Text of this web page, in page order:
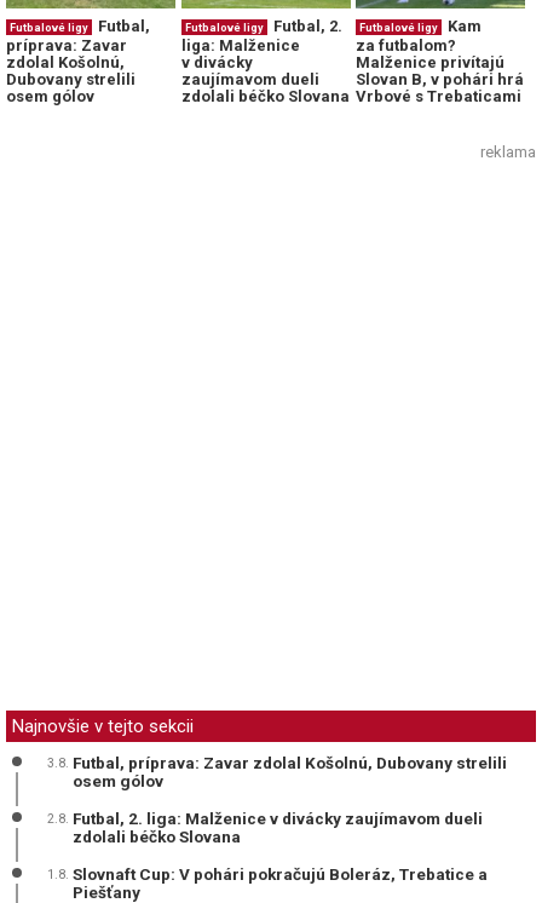
Futbalové ligy
Futbal,
príprava: Zavar
zdolal Košolnú,
Dubovany strelili
osem gólov
Futbalové ligy
Futbal, 2.
liga: Malženice
v divácky
zaujímavom dueli
zdolali béčko Slovana
Futbalové ligy
Kam
za futbalom?
Malženice privítajú
Slovan B, v pohári hrá
Vrbové s Trebaticami
reklama
Najnovšie v tejto sekcii
3.8. Futbal, príprava: Zavar zdolal Košolnú, Dubovany strelili
osem gólov
2.8. Futbal, 2. liga: Malženice v divácky zaujímavom dueli
zdolali béčko Slovana
1.8. Slovnaft Cup: V pohári pokračujú Boleráz, Trebatice a
Piešťany